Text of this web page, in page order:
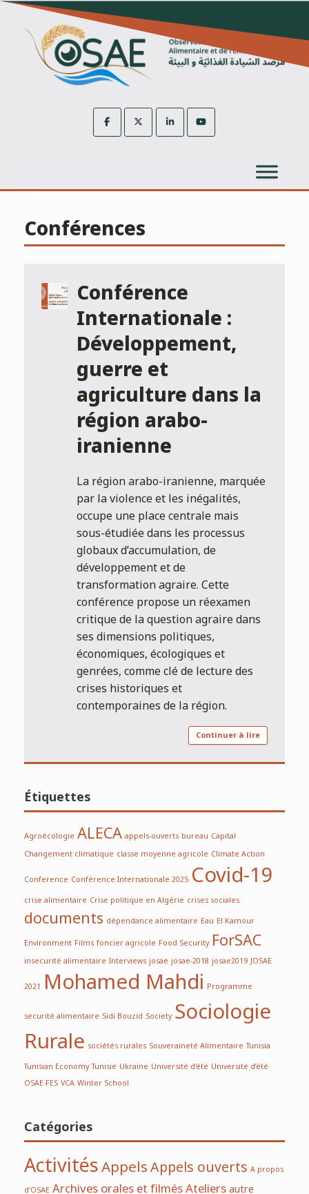
Skip
content
Conférences
Conférence
Internationale :
Développement,
guerre et
agriculture dans la
région arabo-
iranienne
La région arabo-iranienne, marquée
par la violence et les inégalités,
occupe une place centrale mais
sous-étudiée dans les processus
globaux d’accumulation, de
développement et de
transformation agraire. Cette
conférence propose un réexamen
critique de la question agraire dans
ses dimensions politiques,
économiques, écologiques et
genrées, comme clé de lecture des
crises historiques et
contemporaines de la région.
Continuer à lire
Étiquettes
Agroécologie ALECAappels-ouverts bureau Capital
Changement climatique classe moyenne agricole Climate Action
Conference Conférence Internationale 2025 Covid-19
crise alimentaire Crise politique en Algérie crises sociales
documents dépendance alimentaire Eau El Kamour
Environment Filmsfoncier agricole Food Security ForSAC
insecurité alimentaire Interviewsjosae josae-2018 josae2019JOSAE
2021 Mohamed Mahdi Programme
securité alimentaire Sidi Bouzid Society Sociologie
Rurale sociétés rurales Souveraineté Alimentaire Tunisia
Tunisian EconomyTunisie Ukraine Université d'été Université d’été
OSAE-FESVCAWinter School
Catégories
ActivitésAppelsAppels ouverts A propos
d'OSAEArchives orales et filmésAteliers